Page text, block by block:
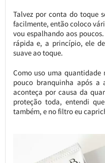
Talvez por conta do toque
facilmente, então coloco
vou espalhando aos
rápida e, a princípio, ele
suave ao toque.
Como uso uma quantidade
pouco branquinha após a
aconteça por causa da
proteção toda, entendi
também, e no filtro eu